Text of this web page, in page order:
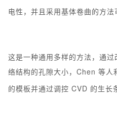
电性，并且采用基体卷曲的方
这是一种通用多样的方法，通
络结构的孔隙大小，Chen 等人
的模板并通过调控 CVD 的生